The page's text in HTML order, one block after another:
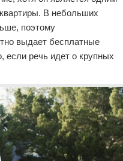
В небольших
поэтому
выдает бесплатные
если речь идет о крупных